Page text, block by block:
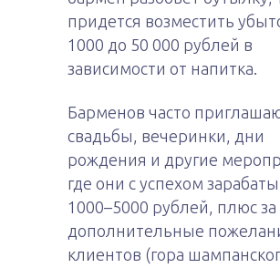
придется возместить
1000 до 50 000 рублей в
зависимости от напитка.
Барменов часто
свадьбы, вечеринки, дни
рождения и другие
где они с успехом
1000–5000 рублей, плюс за
дополнительные
клиентов (гора